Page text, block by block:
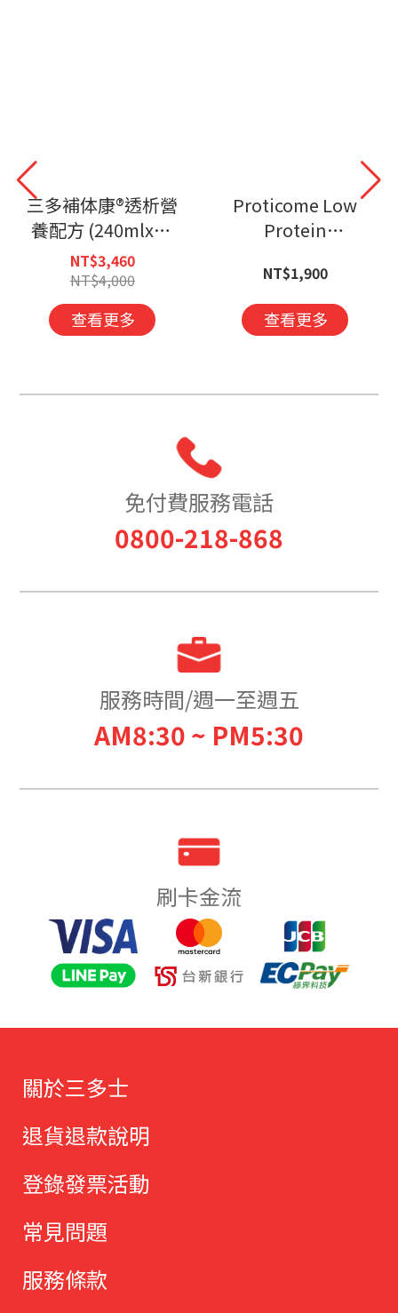
三多補体康®透析營
養配方 (240mlx24
罐)X2箱-洗腎適用-
特惠商品恕不抵扣
購物金
NT$3,460
NT$4,000
查看更多
Proticome Low
Protein
Formula
NT$1,900
查看更多
免付費服務電話
0800-218-868
服務時間/週一至週五
AM8:30 ~ PM5:30
刷卡金流
關於三多士
退貨退款說明
登錄發票活動
常見問題
服務條款